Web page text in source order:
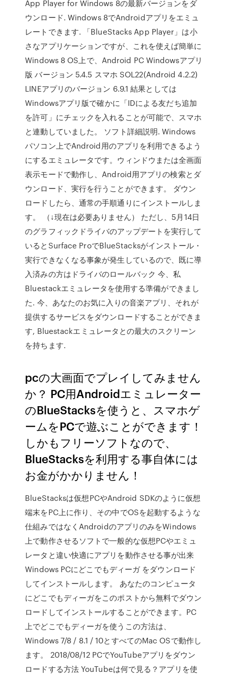
App Player for Windows 8の最新バージョンをダ
ウンロード. Windows 8でAndroidアプリをエミュ
レートできます. 「BlueStacks App Player」は小
さなアプリケーションですが、これを使えば簡単に
Windows 8 OS上で、Android PC Windowsアプリ
版 バージョン 5.4.5 スマホ SOL22(Android 4.2.2)
LINEアプリのバージョン 6.9.1 結果としては
Windowsアプリ版で確かに「IDによる友だち追加
を許可」にチェックを入れることが可能で、スマホ
と連動していました。 ソフト詳細説明. Windows
パソコン上でAndroid用のアプリを利用できるよう
にするエミュレータです。ウィンドウまたは全画面
表示モードで動作し、Android用アプリの検索とダ
ウンロード、実行を行うことができます。 ダウン
ロードしたら、通常の手順通りにインストールしま
す。 （↓現在は必要ありません） ただし、5月14日
のグラフィックドライバのアップデートを実行して
いるとSurface ProでBlueStacksがインストール・
実行できなくなる事象が発生しているので、既に導
入済みの方はドライバのロールバック 今、私
Bluestackエミュレータを使用する準備ができまし
た. 今、あなたのお気に入りの音楽アプリ、それが
提供するサービスをダウンロードすることができま
す, Bluestackエミュレータとの最大のスクリーン
を持ちます.
pcの大画面でプレイしてみません
か？ PC用Androidエミュレーター‎
のBlueStacksを使うと、スマホゲ
ームをPCで遊ぶことができます！
しかもフリーソフトなので、
BlueStacksを利用する事自体には
お金がかかりません！
BlueStacksは仮想PCやAndroid SDKのように仮想
端末をPC上に作り、その中でOSを起動するような
仕組みではなくAndroidのアプリのみをWindows
上で動作させるソフトで一般的な仮想PCやエミュ
レータと違い快適にアプリを動作させる事が出来
Windows PCにどこでもディーガ をダウンロード
してインストールします。 あなたのコンピュータ
にどこでもディーガをこのポストから無料でダウン
ロードしてインストールすることができます。PC
上でどこでもディーガを使うこの方法は、
Windows 7/8 / 8.1 / 10とすべてのMac OSで動作し
ます。 2018/08/12 PCでYouTubeアプリをダウン
ロードする方法 YouTubeは何で見る？アプリを使